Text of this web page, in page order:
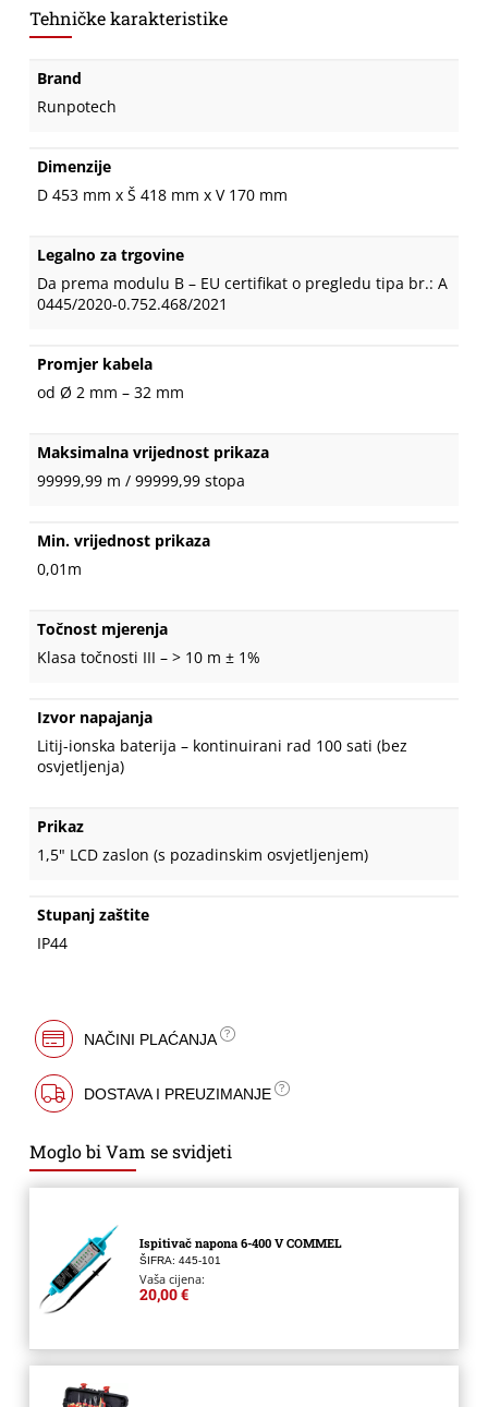
Tehničke karakteristike
Brand
Runpotech
Dimenzije
D 453 mm x Š 418 mm x V 170 mm
Legalno za trgovine
Da prema modulu B – EU certifikat o pregledu tipa br.: A
0445/2020-0.752.468/2021
Promjer kabela
od Ø 2 mm – 32 mm
Maksimalna vrijednost prikaza
99999,99 m / 99999,99 stopa
Min. vrijednost prikaza
0,01m
Točnost mjerenja
Klasa točnosti III – > 10 m ± 1%
Izvor napajanja
Litij-ionska baterija – kontinuirani rad 100 sati (bez
osvjetljenja)
Prikaz
1,5" LCD zaslon (s pozadinskim osvjetljenjem)
Stupanj zaštite
IP44
NAČINI PLAĆANJA
DOSTAVA I PREUZIMANJE
Moglo bi Vam se svidjeti
Ispitivač napona 6-400 V COMMEL
ŠIFRA: 445-101
Vaša cijena:
20,00 €